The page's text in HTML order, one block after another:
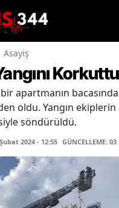
Asayiş
Korkuttu
apartmanın bacasında
oldu. Yangın
söndürüldü.
2024 - 12:55 GÜNCELLEME: